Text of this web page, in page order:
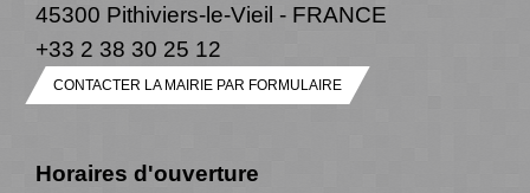
45300 Pithiviers-le-Vieil - FRANCE
+33 2 38 30 25 12
CONTACTER LA MAIRIE PAR FORMULAIRE
Horaires d'ouverture